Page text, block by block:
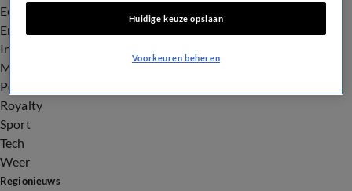
Economie
Entertainment
Infrastructuur
Milieu en Gezondheid
Politiek
Royalty
Sport
Tech
Weer
Regionieuws
Huidige keuze opslaan
Voorkeuren beheren